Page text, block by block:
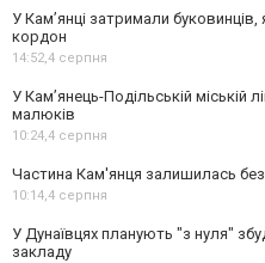
У Кам’янці затримали буковинців,
кордон
14:52,4 серпня
У Кам’янець-Подільській міській
малюків
10:24,4 серпня
Частина Кам'янця залишилась
10:14,4 серпня
У Дунаївцях планують "з нуля"
закладу